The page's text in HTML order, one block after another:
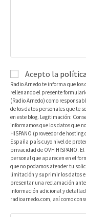
Acepto la
Radio Arnedo te informa que
rellenando el presente
(Radio Arnedo) como
de los datos personales que te
en este blog. Legitimación:
informamos que los datos que
HISPANO (proveedor de hosting
España país cuyo nivel de
privacidad de OVH HISPANO.
personal que aparecen en el
que no podamos atender tu
limitación y suprimir los datos
presentar una reclamación
información adicional y
radioarnedo.com, así como